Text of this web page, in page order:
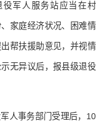
军人服务站应当在村
家庭经济状况、困难情
帮扶援助意见，并视情
无异议后，报县级退役
人事务部门受理后，10